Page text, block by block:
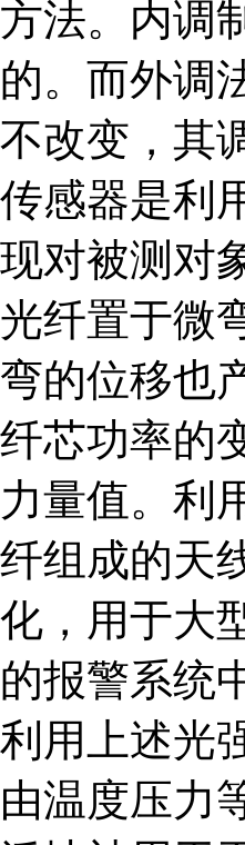
方法。内调
的。而外调
不改变，其
传感器是利
现对被测对
光纤置于微
弯的位移也
纤芯功率的
力量值。利
纤组成的天
化，用于大
的报警系统
利用上述光
由温度压力